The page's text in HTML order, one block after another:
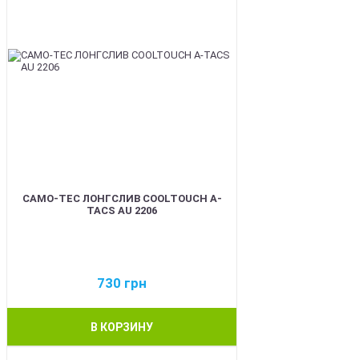
CAMO-TEC ЛОНГСЛИВ COOLTOUCH A-
TACS AU 2206
730 грн
В КОРЗИНУ